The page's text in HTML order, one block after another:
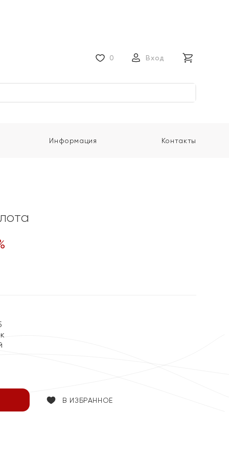
0 Вход
Информация Контакты
В ИЗБРАННОЕ